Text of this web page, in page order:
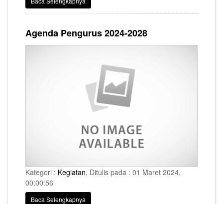
mengumumkan telah mengangkat Hilman Farikhi, CEO
Sabilina Tours sebagai Sekretaris Jenderal (Sekjen)
Agenda Pengurus 2024-2028
Kategori : Kegiatan, Ditulis pada : 01 Maret 2024,
00:00:56
Baca Selengkapnya